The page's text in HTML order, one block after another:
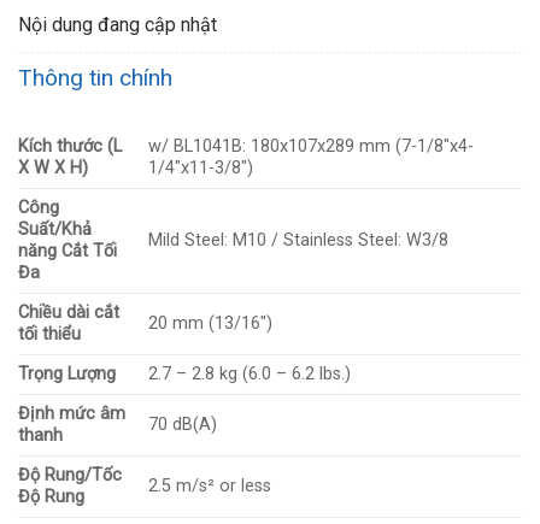
Nội dung đang cập nhật
Thông tin chính
Kích thước (L
X W X H)
w/ BL1041B: 180x107x289 mm (7-1/8″x4-
1/4″x11-3/8″)
Công
Suất/Khả
năng Cắt Tối
Đa
Mild Steel: M10 / Stainless Steel: W3/8
Chiều dài cắt
tối thiểu
20 mm (13/16″)
Trọng Lượng
2.7 – 2.8 kg (6.0 – 6.2 lbs.)
Định mức âm
thanh
70 dB(A)
Độ Rung/Tốc
Độ Rung
2.5 m/s² or less